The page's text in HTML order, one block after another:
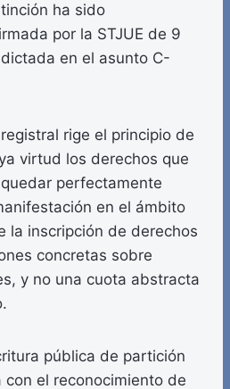
ha sido
por la STJUE de 9
en el asunto C-
rige el principio de
virtud los derechos que
perfectamente
en el ámbito
la inscripción de derechos
concretas sobre
y no una cuota abstracta
pública de partición
el reconocimiento de